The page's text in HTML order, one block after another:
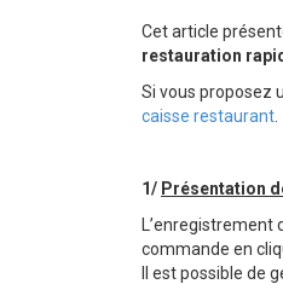
Cet article
restauration
Si vous proposez
caisse restaurant
1/ Présentation
commande en
Il est possible de